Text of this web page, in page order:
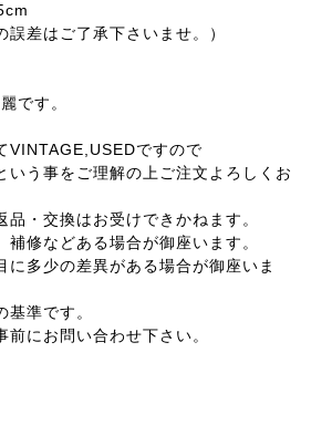
誤差はご了承下さいませ。）
です。
VINTAGE,USEDですので
う事をご理解の上ご注文よろしくお
・交換はお受けできかねます。
修などある場合が御座います。
多少の差異がある場合が御座いま
準です。
にお問い合わせ下さい。